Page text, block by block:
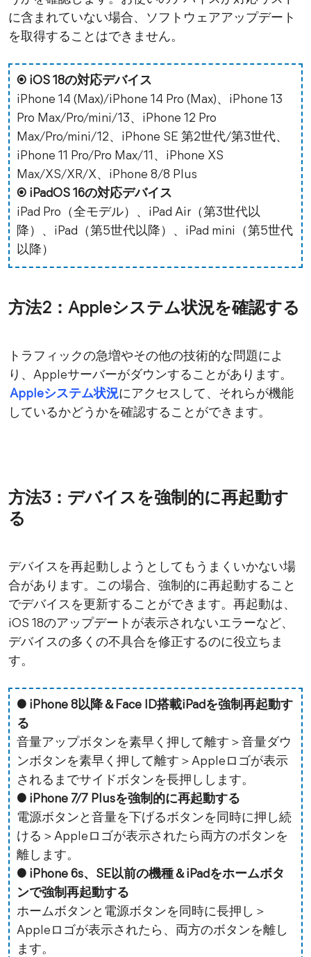
に含まれていない場合、ソフトウェアアップデート
を取得することはできません。
◉ iOS 18の対応デバイス
iPhone 14 (Max)/iPhone 14 Pro (Max)、iPhone 13
Pro Max/Pro/mini/13、iPhone 12 Pro
Max/Pro/mini/12、iPhone SE 第2世代/第3世代、
iPhone 11 Pro/Pro Max/11、iPhone XS
Max/XS/XR/X、iPhone 8/8 Plus
◉ iPadOS 16の対応デバイス
iPad Pro（全モデル）、iPad Air（第3世代以
降）、iPad（第5世代以降）、iPad mini（第5世代
以降）
方法2：Appleシステム状況を確認する
トラフィックの急増やその他の技術的な問題によ
り、Appleサーバーがダウンすることがあります。
Appleシステム状況にアクセスして、それらが機能
しているかどうかを確認することができます。
方法3：デバイスを強制的に再起動す
る
デバイスを再起動しようとしてもうまくいかない場
合があります。この場合、強制的に再起動すること
でデバイスを更新することができます。再起動は、
iOS 18のアップデートが表示されないエラーなど、
デバイスの多くの不具合を修正するのに役立ちま
す。
● iPhone 8以降＆Face ID搭載iPadを強制再起動す
る
音量アップボタンを素早く押して離す＞音量ダウ
ンボタンを素早く押して離す＞Appleロゴが表示
されるまでサイドボタンを長押しします。
● iPhone 7/7 Plusを強制的に再起動する
電源ボタンと音量を下げるボタンを同時に押し続
ける＞Appleロゴが表示されたら両方のボタンを
離します。
● iPhone 6s、SE以前の機種＆iPadをホームボタ
ンで強制再起動する
ホームボタンと電源ボタンを同時に長押し＞
Appleロゴが表示されたら、両方のボタンを離し
ます。